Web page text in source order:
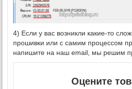
4) Если у вас возникли какие-то
прошивки или с самим процессом
напишите на наш email, мы решим
Оцените